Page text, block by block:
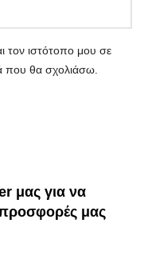
τον ιστότοπο μου σε
που θα σχολιάσω.
μας για να
μας